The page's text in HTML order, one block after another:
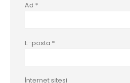
Ad *
E-posta *
İnternet sitesi